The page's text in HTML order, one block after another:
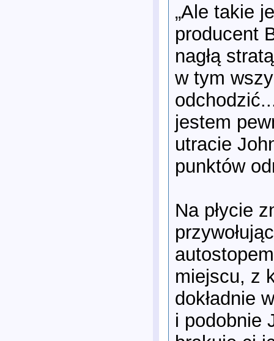
„Ale takie
producent
nagłą
w tym
jestem
utracie
punktów
Na płycie
miejscu, z
dokładnie
i podobnie